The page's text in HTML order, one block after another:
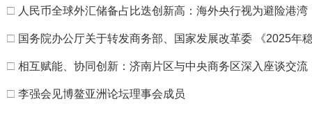
□ 人民币全球外汇储备占比迭创新高：海外央行视为避险港
□ 国务院办公厅关于转发商务部、国家发展改革委 《2025年
□ 相互赋能、协同创新：济南片区与中央商务区深入座谈交流
□ 李强会见博鳌亚洲论坛理事会成员